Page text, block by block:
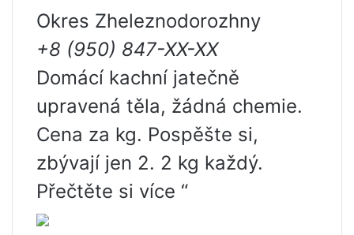
Okres Zheleznodorozhny
+8 (950) 847-XX-XX
Domácí kachní jatečně
upravená těla, žádná chemie.
Cena za kg. Pospěšte si,
zbývají jen 2. 2 kg každý.
Přečtěte si více “